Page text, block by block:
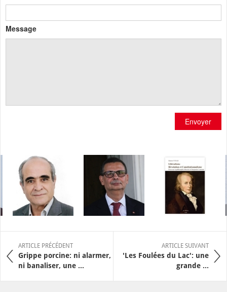
Message
Envoyer
ARTICLE PRÉCÉDENT
Grippe porcine: ni alarmer,
ni banaliser, une ...
ARTICLE SUIVANT
'Les Foulées du Lac': une
grande ...